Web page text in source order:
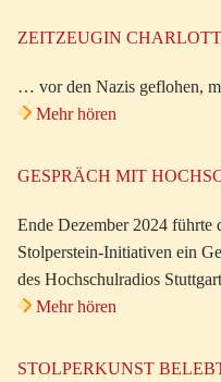
ZEITZEUGIN
… vor den Nazis geflohen,
Mehr hören
GESPRÄCH MIT
Ende Dezember 2024 führte
Stolperstein-Initiativen ein
des Hochschulradios
Mehr hören
STOLPERKUNST